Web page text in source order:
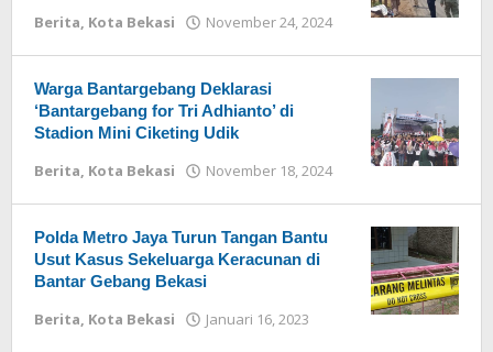
Berita, Kota Bekasi November 24, 2024
oleh
Warga Bantargebang Deklarasi
‘Bantargebang for Tri Adhianto’ di
Stadion Mini Ciketing Udik
Berita, Kota Bekasi November 18, 2024
oleh
Polda Metro Jaya Turun Tangan Bantu
Usut Kasus Sekeluarga Keracunan di
Bantar Gebang Bekasi
Berita, Kota Bekasi Januari 16, 2023